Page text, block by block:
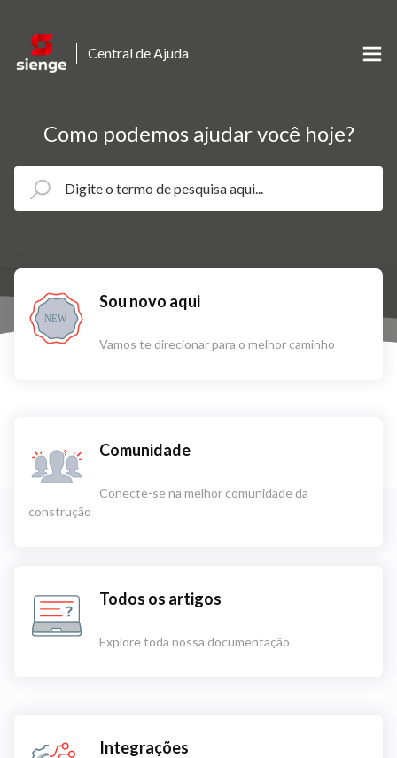
Central de Ajuda
Como podemos ajudar você hoje?
NEW
Sou novo aqui
Vamos te direcionar para o melhor caminho
Comunidade
Conecte-se na melhor comunidade da
construção
Todos os artigos
Explore toda nossa documentação
Integrações